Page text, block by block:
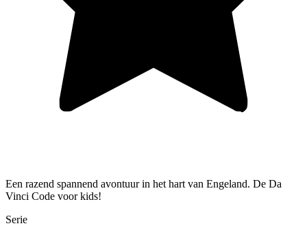
Een razend spannend avontuur in het hart van Engeland. De Da
Vinci Code voor kids!
Serie